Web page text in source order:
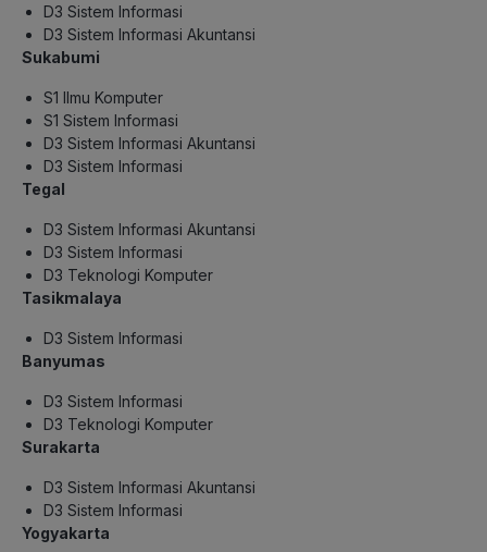
D3 Sistem Informasi
D3 Sistem Informasi Akuntansi
Sukabumi
S1 Ilmu Komputer
S1 Sistem Informasi
D3 Sistem Informasi Akuntansi
D3 Sistem Informasi
Tegal
D3 Sistem Informasi Akuntansi
D3 Sistem Informasi
D3 Teknologi Komputer
Tasikmalaya
D3 Sistem Informasi
Banyumas
D3 Sistem Informasi
D3 Teknologi Komputer
Surakarta
D3 Sistem Informasi Akuntansi
D3 Sistem Informasi
Yogyakarta